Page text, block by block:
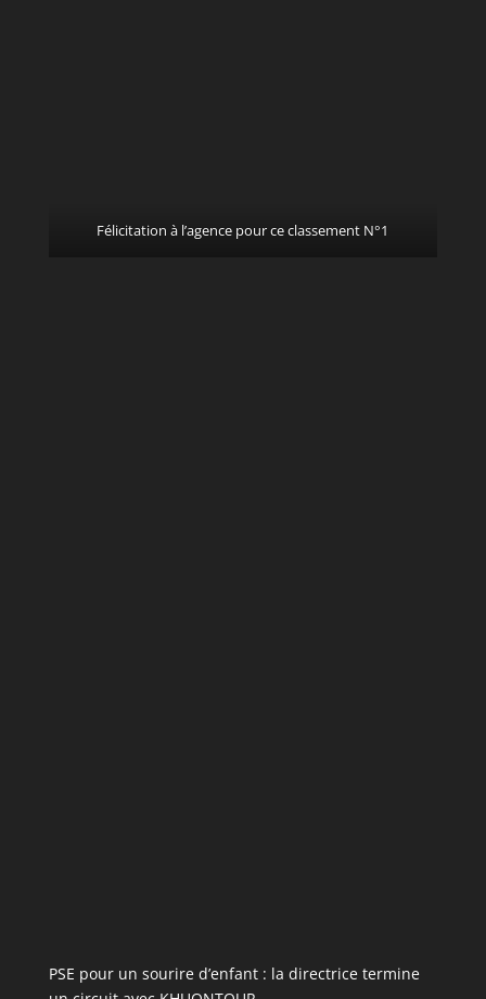
Félicitation à l’agence pour ce classement N°1
PSE pour un sourire d’enfant : la directrice termine